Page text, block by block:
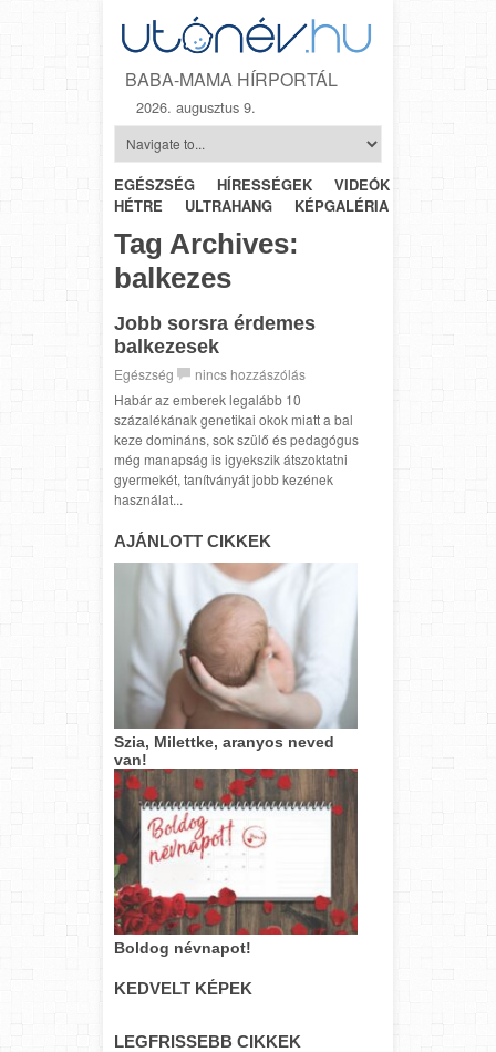
BABA-MAMA HÍRPORTÁL
2026. augusztus 9.
EGÉSZSÉG HÍRESSÉGEK VIDEÓK
HÉTRŐL-
HÉTRE
ULTRAHANG KÉPGALÉRIA
Tag Archives:
balkezes
Jobb sorsra érdemes
balkezesek
Egészség
nincs hozzászólás
Habár az emberek legalább 10
százalékának genetikai okok miatt a bal
keze domináns, sok szülő és pedagógus
még manapság is igyekszik átszoktatni
gyermekét, tanítványát jobb kezének
használat...
AJÁNLOTT CIKKEK
Szia, Milettke, aranyos neved
van!
Boldog névnapot!
KEDVELT KÉPEK
LEGFRISSEBB CIKKEK